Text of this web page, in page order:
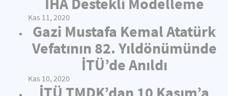
Kas 11, 2020
Gazi Mustafa Kemal Atatürk
Vefatının 82. Yıldönümünde
İTÜ’de Anıldı
Kas 10, 2020